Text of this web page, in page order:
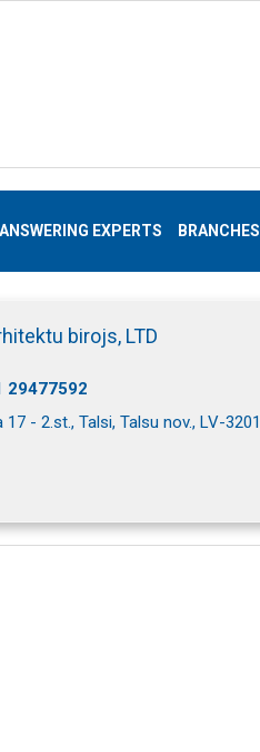
ANSWERING EXPERTS BRANCHES
birojs, LTD
29477592
17 - 2.st., Talsi, Talsu nov., LV-3201